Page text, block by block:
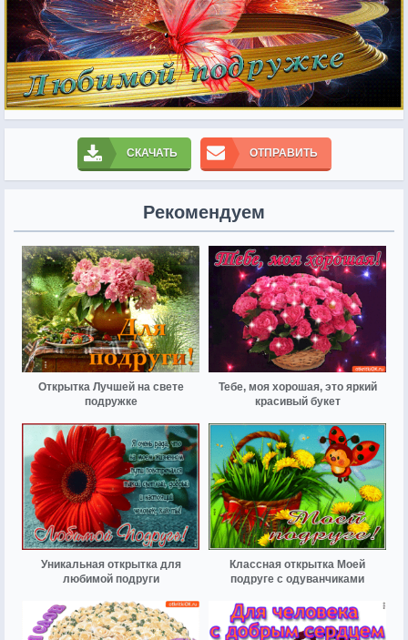
СКАЧАТЬ ОТПРАВИТЬ
Рекомендуем
Открытка Лучшей на свете
подружке
Тебе, моя хорошая, это яркий
красивый букет
Уникальная открытка для
любимой подруги
Классная открытка Моей
подруге с одуванчиками